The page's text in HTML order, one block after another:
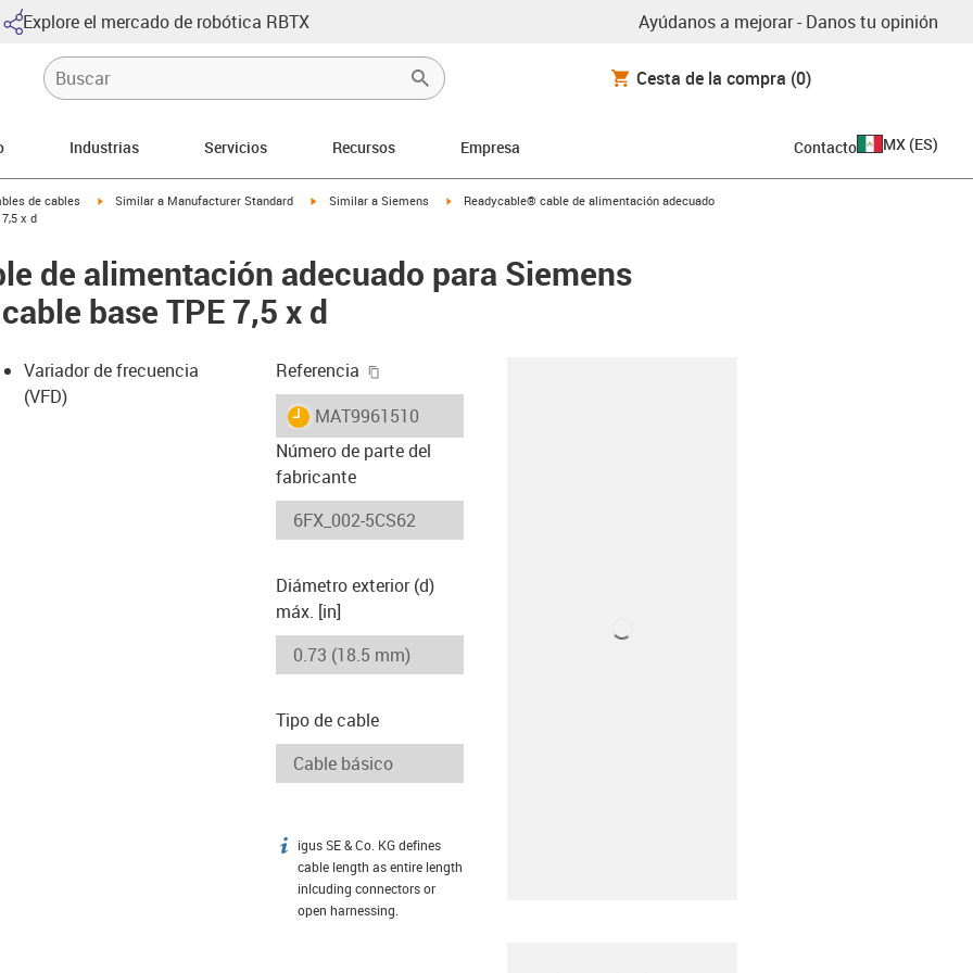
Explore el mercado de robótica RBTX Ayúdanos a mejorar - Danos tu opinión
Cesta de la compra (0)
Industrias Servicios Recursos Empresa Contacto MX (ES)
right
de cables igus-icon-arrow-right
Similar a Manufacturer Standard igus-icon-arrow-right
Similar a Siemens igus-icon-arrow-right
Readycable® cable de alimentación adecuado
x d
de alimentación adecuado para Siemens
base TPE 7,5 x d
Variador de frecuencia
(VFD)
Referencia
igus-icon-lieferzeit
MAT9961510
Número de parte del
fabricante
Diámetro exterior (d)
máx. [in]
Tipo de cable
igus-icon-info
igus SE & Co. KG defines
cable length as entire length
inlcuding connectors or
open harnessing.